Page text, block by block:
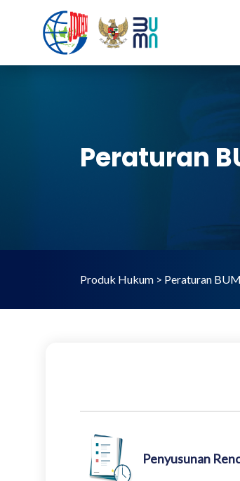
Peraturan
Produk Hukum > Peraturan
Penyusunan